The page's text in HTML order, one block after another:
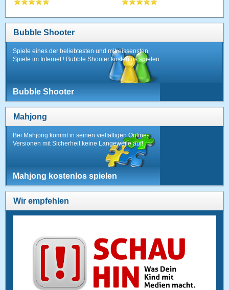
Bubble Shooter
Spiele eines der beliebtesten und mitreissensten
Spiele im Internet ! Bubble Shooter kostenlos spielen.
Bubble Shooter
Mahjong
Bei Mahjong kommt in seinen vielfältigen Online-
Versionen mit Sicherheit keine Langeweile auf!
Mahjong kostenlos spielen
Wir empfehlen